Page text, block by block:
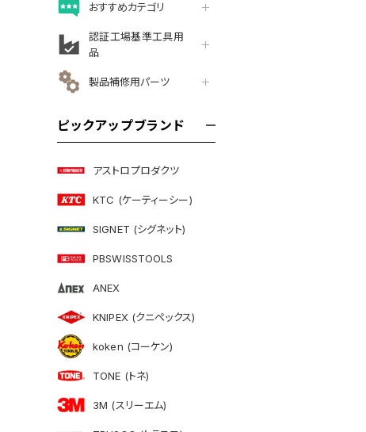
おすすめカテゴリ
認証工場基準工具用
品
製品補修用パーツ
ピックアップブランド
アストロプロダクツ
KTC (ケーティーシー)
SIGNET (シグネット)
PBSWISSTOOLS
ANEX
KNIPEX (クニペックス)
koken (コーケン)
TONE (トネ)
3M (スリーエム)